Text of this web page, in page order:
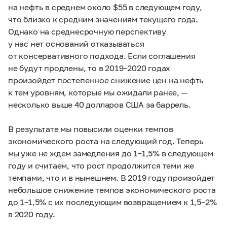
на нефть в среднем около $55 в следующем году,
что близко к средним значениям текущего года.
Однако на среднесрочную перспективу
у нас нет оснований отказываться
от консервативного подхода. Если соглашения
не будут продлены, то в2019–2020годах
произойдет постепенное снижение цен на нефть
к тем уровням, которые мы ожидали ранее, —
несколько выше 40 долларов США за баррель.
В результате мы повысили оценки темпов
экономического роста на следующий год. Теперь
мы уже не ждем замедления до 1–1,5% в следующем
году и считаем, что рост продолжится теми же
темпами, что и в нынешнем. В 2019 году произойдет
небольшое снижение темпов экономического роста
до 1–1,5% с их последующим возвращением к 1,5–2%
в 2020 году.